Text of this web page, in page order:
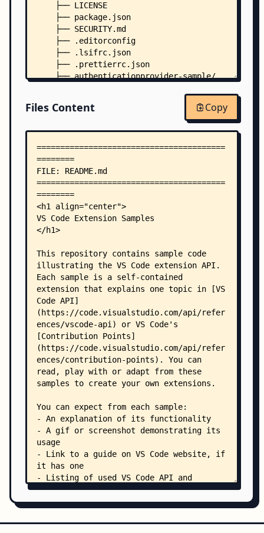
    ├── LICENSE
    ├── package.json
    ├── SECURITY.md
    ├── .editorconfig
    ├── .lsifrc.json
    ├── .prettierrc.json
    ├── authenticationprovider-sample/
    │   ├── eslint.config.mjs
    │   ├── tsconfig.json
    │   ├── .vscodeignore
    │   └── src/
    │       ├── authProvider.ts
    │       └── extension.ts
    ├── basic-multi-root-sample/
    │   ├── README.md
    │   ├── eslint.config.mjs
    │   ├── package.json
    │   └── src/
    │       └── extension.ts
    ├── call-hierarchy-sample/
    │   ├── README.md
    │   ├── eslint.config.mjs
    │   ├── package.json
    │   ├── sample.txt
    │   ├── tsconfig.json
    │   ├── .vscodeignore
    │   └── src/
    │       ├── extension.ts
    │       ├── FoodPyramidHierarchyProvider.ts
    ├── chat-context-sample/
    │   ├── README.md
    │   ├── CHANGELOG.md
    │   ├── eslint.config.mjs
    │   ├── package.json
    │   ├── tsconfig.json
    │   ├── .vscodeignore
    │   └── src/
    │       └── extension.ts
    │   ├── README.md
Files Content Copy